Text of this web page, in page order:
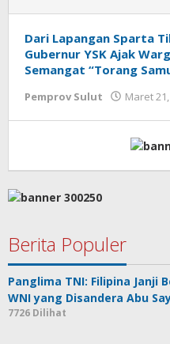
Dari Lapangan Sparta
Gubernur YSK Ajak
Semangat “Torang
Pemprov Sulut Maret
Berita Populer
Panglima TNI: Filipina Janji
WNI yang Disandera Abu
7726 Dilihat